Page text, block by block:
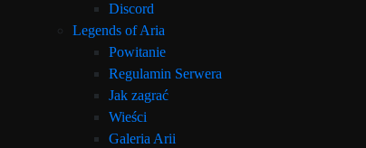
Discord
Legends of Aria
Powitanie
Regulamin Serwera
Jak zagrać
Wieści
Galeria Arii